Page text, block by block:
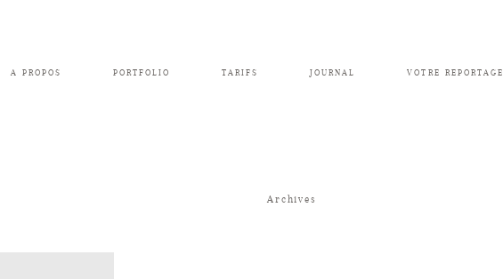
A PROPOS PORTFOLIO TARIFS JOURNAL VOTRE REPORTAGE
Archives